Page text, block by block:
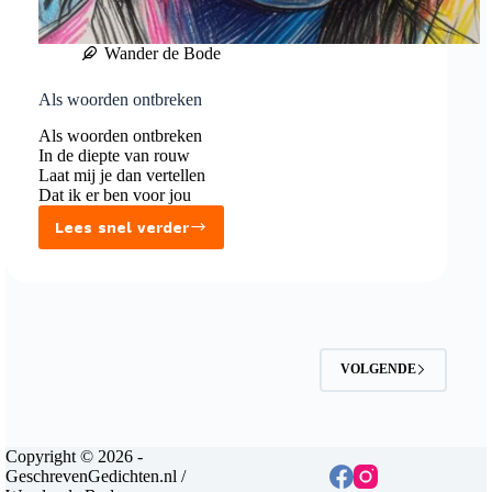
Wander de Bode
Als woorden ontbreken
Als woorden ontbreken
In de diepte van rouw
Laat mij je dan vertellen
Dat ik er ben voor jou
Lees snel verder
Als
VOLGENDE
Copyright © 2026 -
GeschrevenGedichten.nl /